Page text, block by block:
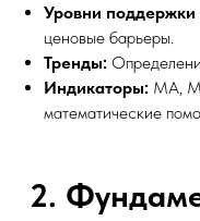
Уровни поддержки
ценовые барьеры.
Тренды:
Индикаторы: MA,
математические
2.